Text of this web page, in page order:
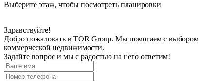
Выберите этаж, чтобы посмотреть планировки
Здравствуйте!
Добро пожаловать в TOR Group. Мы помогаем с выбором
коммерческой недвижимости.
Задайте вопрос и мы с радостью на него ответим!